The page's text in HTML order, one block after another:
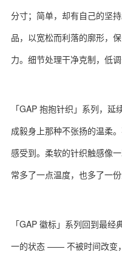
分寸；简单，却有自己的坚
品，以宽松而利落的廓形，
力。细节处理干净克制，低调
「GAP 抱抱针织」系列，
成毅身上那种不张扬的温柔
感受到。柔软的针织触感像
常多了一点温度，也多了一份
「GAP 徽标」系列回到最
一的状态 —— 不被时间改变